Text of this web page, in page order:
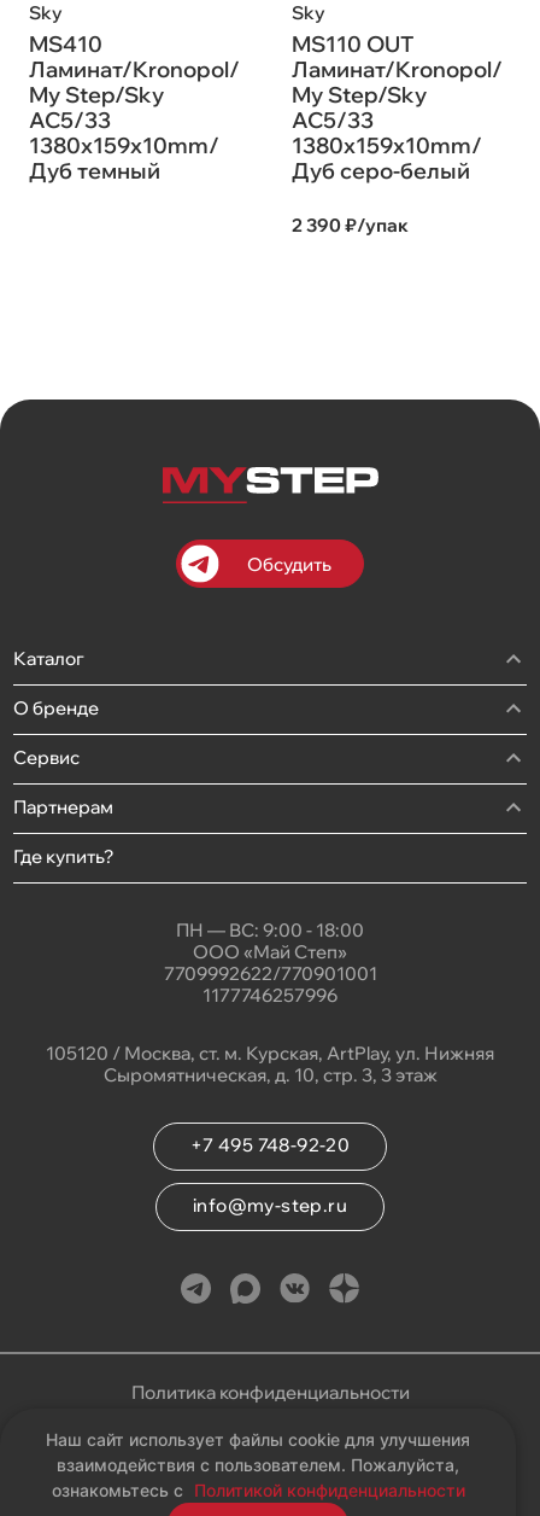
Sky
MS410
Ламинат/Kronopol/
My Step/Sky
AC5/33
1380х159х10mm/
Дуб темный
Sky
MS110 OUT
Ламинат/Kronopol/
My Step/Sky
AC5/33
1380х159х10mm/
Дуб серо-белый
2 390 ₽/упак
Обсудить
Каталог
О бренде
Сервис
Партнерам
Где купить?
ПН — ВС: 9:00 - 18:00
ООО «Май Степ»
7709992622/770901001
1177746257996
105120 / Москва, ст. м. Курская, ArtPlay, ул. Нижняя
Сыромятническая, д. 10, стр. 3, 3 этаж
+7 495 748-92-20
info@my-step.ru
Политика конфиденциальности
Соглашение на обработку персональных данных
Карта сайта
Наш сайт использует файлы cookie для улучшения
взаимодействия с пользователем. Пожалуйста,
ознакомьтесь с
Политикой конфиденциальности